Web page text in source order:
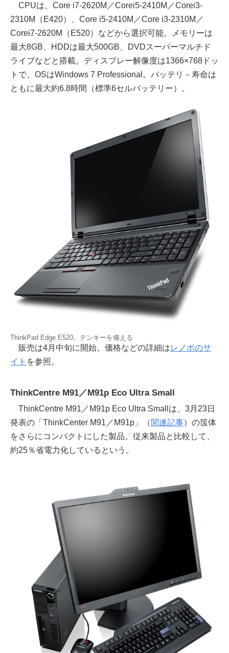
CPUは、Core i7-2620M／Corei5-2410M／Corei3-
2310M（E420）、Core i5-2410M／Core i3-2310M／
Corei7-2620M（E520）などから選択可能。メモリーは
最大8GB、HDDは最大500GB、DVDスーパーマルチド
ライブなどと搭載。ディスプレー解像度は1366×768ドッ
トで、OSはWindows 7 Professional。バッテリ－寿命は
ともに最大約6.8時間（標準6セルバッテリー）。
ThinkPad Edge E520。テンキーを備える
販売は4月中旬に開始。価格などの詳細はレノボのサ
イト を参照。
ThinkCentre M91／M91p Eco Ultra Small
ThinkCentre M91／M91p Eco Ultra Smallは、3月23日
発表の「ThinkCenter M91／M91p」（関連記事）の筺体
をさらにコンパクトにした製品。従来製品と比較して、
約25％省電力化しているという。